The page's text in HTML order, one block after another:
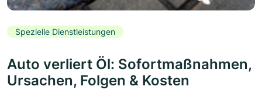
Spezielle Dienstleistungen
Auto verliert Öl: Sofortmaßnahmen,
Ursachen, Folgen & Kosten